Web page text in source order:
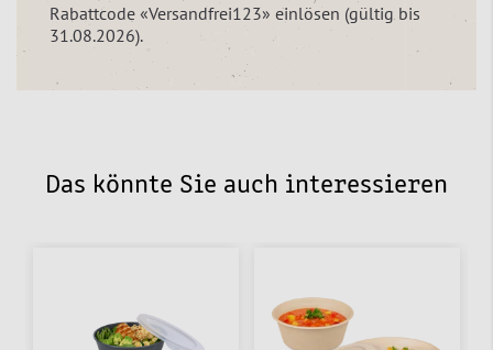
Rabattcode «Versandfrei123» einlösen (gültig bis
31.08.2026).
Das könnte Sie auch interessieren